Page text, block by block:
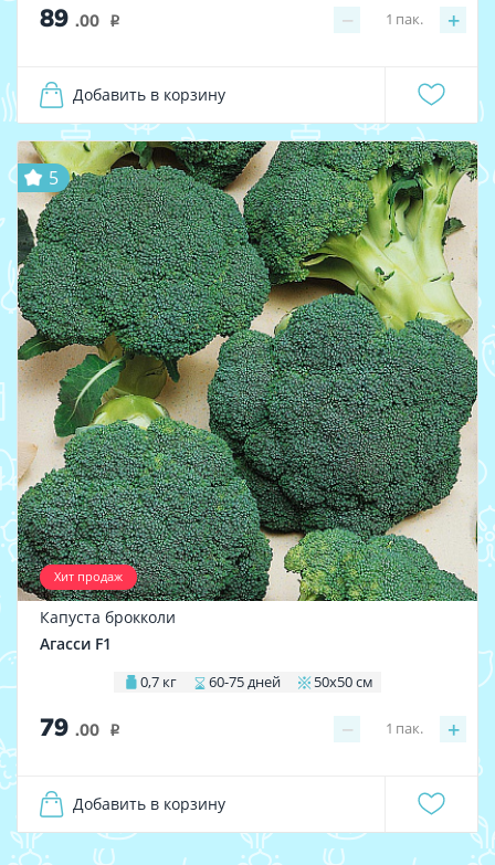
89 .00 i − +
1 пак.
Добавить в корзину
Хит продаж
5
Капуста брокколи
Агасси F1
0,7 кг 60-75 дней 50х50 см
79 .00 i − +
1 пак.
Добавить в корзину